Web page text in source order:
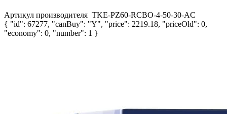
Артикул производителя TKE-PZ60-RCBO-4-50-30-AC
{ "id": 67277, "canBuy": "Y", "price": 2219.18, "priceOld": 0,
"economy": 0, "number": 1 }